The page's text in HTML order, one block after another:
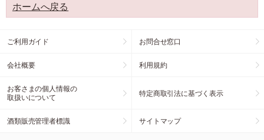
ホームへ戻る
ご利用ガイド お問合せ窓口
会社概要 利用規約
お客さまの個人情報の
取扱いについて
特定商取引法に基づく表示
酒類販売管理者標識 サイトマップ